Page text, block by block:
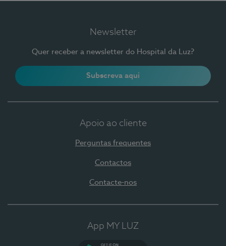
Newsletter
Quer receber a newsletter do Hospital da Luz?
Subscreva aqui
Apoio ao cliente
Perguntas frequentes
Contactos
Contacte-nos
App MY LUZ